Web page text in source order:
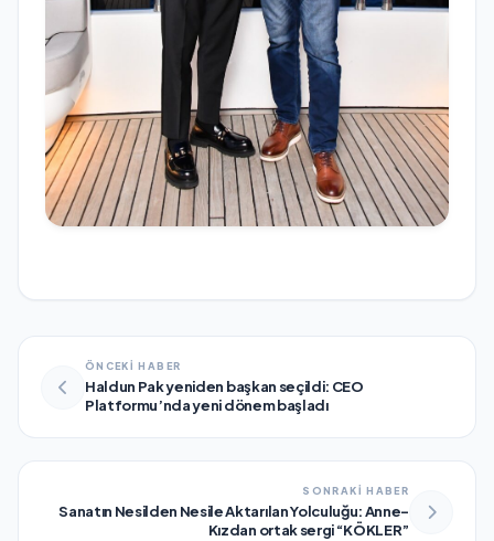
ÖNCEKİ HABER
Haldun Pak yeniden başkan seçildi: CEO
Platformu’nda yeni dönem başladı
SONRAKİ HABER
Sanatın Nesilden Nesile Aktarılan Yolculuğu: Anne-
Kızdan ortak sergi “KÖKLER”